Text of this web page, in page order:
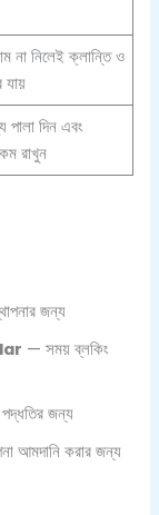
না নিলেই ক্লান্তি ও
যায়
দিন এবং
রাখুন
জন্য
— সময় ব্লকিং
জন্য
আমদানি করার জন্য